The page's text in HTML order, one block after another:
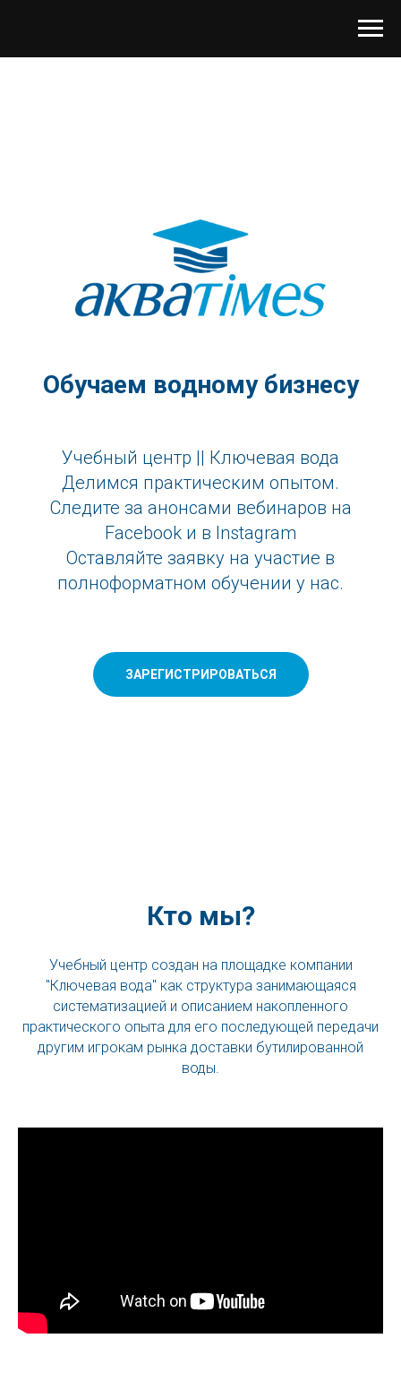
Обучаем водному бизнесу
Учебный центр || Ключевая вода
Делимся практическим опытом.
Следите за анонсами вебинаров на
Facebook и в Instagram
Оставляйте заявку на участие в
полноформатном обучении у нас.
ЗАРЕГИСТРИРОВАТЬСЯ
Кто мы?
Учебный центр создан на площадке компании
"Ключевая вода" как структура занимающаяся
систематизацией и описанием накопленного
практического опыта для его последующей передачи
другим игрокам рынка доставки бутилированной
воды.